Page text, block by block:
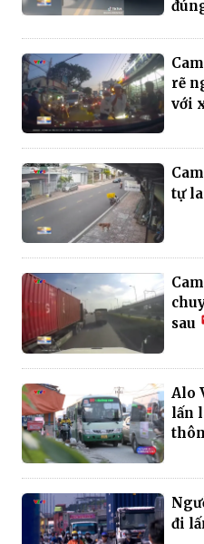
rẽ
với
tự
sau
Alo
lấn
đi